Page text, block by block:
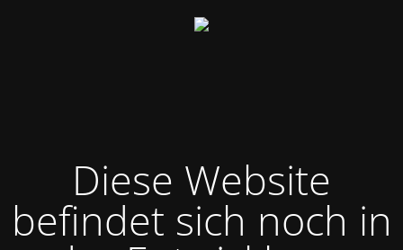
Diese Website
befindet sich noch in